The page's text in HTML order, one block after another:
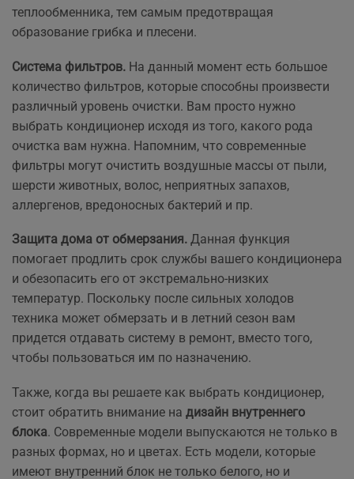
теплообменника, тем самым предотвращая
образование грибка и плесени.
Система фильтров. На данный момент есть большое
количество фильтров, которые способны произвести
различный уровень очистки. Вам просто нужно
выбрать кондиционер исходя из того, какого рода
очистка вам нужна. Напомним, что современные
фильтры могут очистить воздушные массы от пыли,
шерсти животных, волос, неприятных запахов,
аллергенов, вредоносных бактерий и пр.
Защита дома от обмерзания. Данная функция
помогает продлить срок службы вашего кондиционера
и обезопасить его от экстремально-низких
температур. Поскольку после сильных холодов
техника может обмерзать и в летний сезон вам
придется отдавать систему в ремонт, вместо того,
чтобы пользоваться им по назначению.
Также, когда вы решаете как выбрать кондиционер,
стоит обратить внимание на дизайн внутреннего
блока. Современные модели выпускаются не только в
разных формах, но и цветах. Есть модели, которые
имеют внутренний блок не только белого, но и